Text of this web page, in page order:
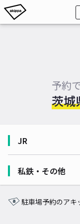
予約
茨城
JR
私鉄・その他
駐車場予約のアキ